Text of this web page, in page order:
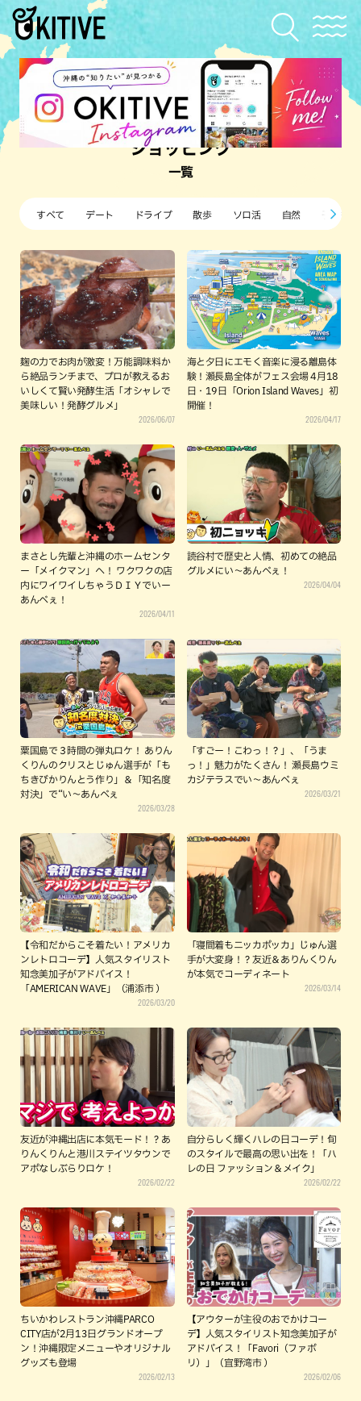
ショッピング
一覧
すべて デート ドライブ 散歩 ソロ活 自然 子ども
麹の力でお肉が激変！万能調味料か
ら絶品ランチまで、プロが教えるお
いしくて賢い発酵生活「オシャレで
美味しい！発酵グルメ」
2026/06/07
海と夕日にエモく音楽に浸る離島体
験！瀬長島全体がフェス会場 4月18
日・19日「Orion Island Waves」初
開催！
2026/04/17
まさとし先輩と沖縄のホームセンタ
ー「メイクマン」へ！ ワクワクの店
内にワイワイしちゃうＤＩＹでいー
あんべぇ！
2026/04/11
読谷村で歴史と人情、初めての絶品
グルメにい～あんべぇ！
2026/04/04
粟国島で３時間の弾丸ロケ！ ありん
くりんのクリスとじゅん選手が「も
ちきびかりんとう作り」＆「知名度
対決」で“い～あんべぇ
2026/03/28
「すごー！こわっ！？」、「うま
っ！」魅力がたくさん！ 瀬長島ウミ
カジテラスでい～あんべぇ
2026/03/21
【令和だからこそ着たい！アメリカ
ンレトロコーデ】人気スタイリスト
知念美加子がアドバイス！
「AMERICAN WAVE」（浦添市 ）
2026/03/20
「寝間着もニッカポッカ」じゅん選
手が大変身！？友近＆ありんくりん
が本気でコーディネート
2026/03/14
友近が沖縄出店に本気モード！？あ
りんくりんと港川ステイツタウンで
アポなしぶらりロケ！
2026/02/22
自分らしく輝くハレの日コーデ！旬
のスタイルで最高の思い出を！「ハ
レの日 ファッション＆メイク」
2026/02/22
ちいかわレストラン沖縄PARCO
CITY店が2月13日グランドオープ
ン！沖縄限定メニューやオリジナル
グッズも登場
2026/02/13
【アウターが主役のおでかけコー
デ】人気スタイリスト知念美加子が
アドバイス！「Favori（ファボ
リ）」（宜野湾市 ）
2026/02/06